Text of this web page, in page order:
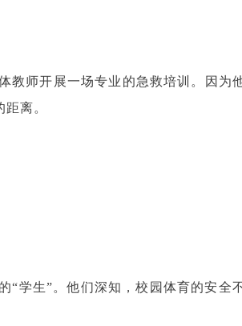
教师开展一场专业的急救培训。因为
离。
学生”。他们深知，校园体育的安全